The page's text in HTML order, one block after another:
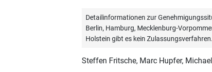
Detailinformationen zur
Berlin, Hamburg, Mecklenburg-
Holstein gibt es kein Zulassungsverfahren.
Steffen Fritsche, Marc Hupfer,